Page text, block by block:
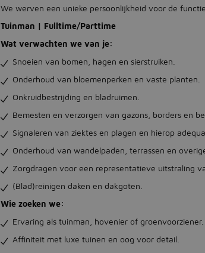
We werven een unieke persoonlijkheid voor de
Tuinman | Fulltime/Parttime
Wat verwachten we van je:
Snoeien van bomen, hagen en sierstruiken.
Onderhoud van bloemenperken en vaste planten.
Onkruidbestrijding en bladruimen.
Bemesten en verzorgen van gazons, borders en
Signaleren van ziektes en plagen en hierop
Onderhoud van wandelpaden, terrassen en
Zorgdragen voor een representatieve uitstraling
(Blad)reinigen daken en dakgoten.
Wie zoeken we:
Ervaring als tuinman, hovenier of groenvoorziener.
Affiniteit met luxe tuinen en oog voor detail.